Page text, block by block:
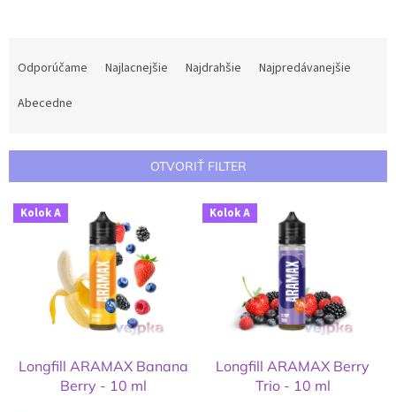
a
p
r
o
Odporúčame Najlacnejšie Najdrahšie
Najpredávanejšie
Abecedne
OTVORIŤ FILTER
V
ý
Kolok A
Longfill ARAMAX Banana
Berry - 10 ml
Kolok A
Longfill ARAMAX Berry
Trio - 10 ml